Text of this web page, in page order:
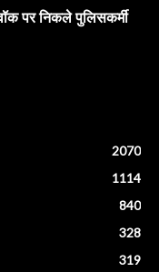
पर निकले पुलिसकर्मी
2070
1114
840
328
319